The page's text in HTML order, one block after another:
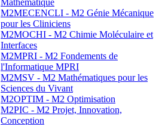
Mathématique
M2MECENCLI - M2 Génie Mécanique
pour les Cliniciens
M2MOCHI - M2 Chimie Moléculaire et
Interfaces
M2MPRI - M2 Fondements de
l'Informatique MPRI
M2MSV - M2 Mathématiques pour les
Sciences du Vivant
M2OPTIM - M2 Optimisation
M2PIC - M2 Projet, Innovation,
Conception